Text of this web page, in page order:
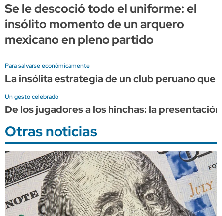
Se le descoció todo el uniforme: el
insólito momento de un arquero
mexicano en pleno partido
Para salvarse económicamente
La insólita estrategia de un club peruano que
Un gesto celebrado
De los jugadores a los hinchas: la
Otras noticias